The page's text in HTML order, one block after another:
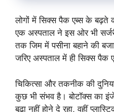
लोगों में सिक्स पैक एब्स के
एक अस्पताल ने इस ओर भी
तक जिम में पसीना बहाने की
जरिए अस्पताल में ही सिक्स पैक
चिकित्सा और तकनीक की
कुछ भी संभव है। बोटॉक्स का
बूढ़ा नहीं होने दे रहा, वहीं